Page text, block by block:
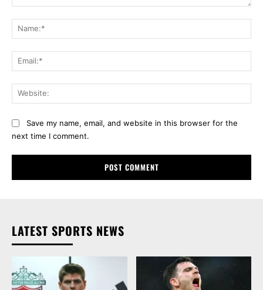
Save my name, email, and website in this browser for the
next time I comment.
LATEST SPORTS NEWS